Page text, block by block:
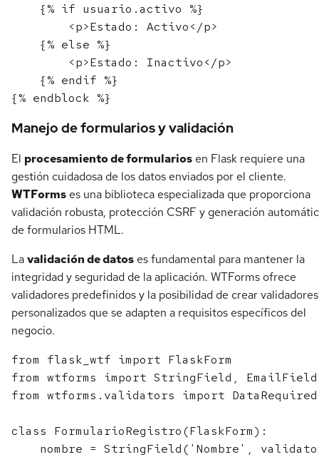
    {% if usuario.activo %}
        <p>Estado: Activo</p>
    {% else %}
        <p>Estado: Inactivo</p>
    {% endif %}
Manejo de formularios y validación
El procesamiento de formularios en Flask requiere una
gestión cuidadosa de los datos enviados por el cliente.
WTForms es una biblioteca especializada que proporciona
validación robusta, protección CSRF y generación
de formularios HTML.
Lavalidación de datos es fundamental para mantener la
integridad y seguridad de la aplicación. WTForms ofrece
validadores predefinidos y la posibilidad de crear validadores
personalizados que se adapten a requisitos específicos del
negocio.
from flask_wtf import FlaskForm
from wtforms import StringField,
from wtforms.validators import
class FormularioRegistro(FlaskForm):
nombre = StringField('Nombre',